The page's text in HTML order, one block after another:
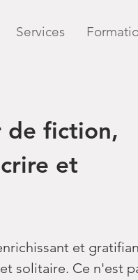
Services
de fiction,
et
et
solitaire. Ce n'est